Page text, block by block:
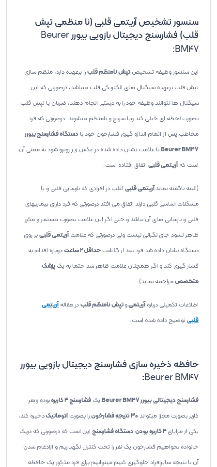
سنسور تشخیص آریتمی قلبی (نا منظمی تپش
قلب) فشارسنج دیجیتال بازویی بیوررBeurer
BM47
:
این سنسور وظیفه تشخیص تپش نامنظم قلبرا برعهده دارد، منظم سازی
تپش قلب برعهده سیگنال های الکتریکی قلب میباشد، درصورتی که این
سیگنال ها نتوانند وظیفه خود را به درستی انجام دهند، ضربان یا تپش قلب
بصورت لحظه ای خیلی کند ویا سریع و نامنظم میشوند. درصورتی که فرد
مخاطب پس از اتمام اندازه گیری فشارخون خود با دستگاه فشارسنج بیورر
Beurer BM47با علامت نشان داده شده در عکس زیر روبرو شود به معنی آن
است کهآریتمی قلبی اتفاق افتاده است.
(البته ناگفته نماندآریتمی قلبی اغلب در افرادی که نارسایی قلبی و یا
مشکلات اساسی قلبی دارند اتفاق می افتد درصورتی که فرد دارای بیماریهای
قلبی و نارسایی های آن نباشد و حتی اگر این علامت بصورت مستمر و مکرر
ظاهر نشود جای نگرانی نیست ولی درصورتی که علامتآریتمی قلبیبر روی
دستگاه نشان داده شد فرد بعد از گذشت حداقل 2 ساعت
دوباره اقدام به
فشار گیری کند و اگر همچنان علامت ظاهر شد حتما به یک پزشک
متخصصمراجعه نماید)
اطلاعات تکمیلی دربارهآریتمیوتپش نامنظم قلبدر مقالهآریتمی
قلبی توضیح داده شده است.
حافظه ذخیره سازی فشارسنج دیجیتال بازویی بیورر
Beurer BM47
:
فشارسنج دیجیتالیبیورر Beurer BM47 یک فشارسنج 4 کاربره
بوده وهر
کاربر بصورت مجزا میتواند30 نتیجه فشارخون را بصورت اتوماتیکذخیره کند،
یکی از مزایای
دستگاه فشارسنج این است که درصورتی که دریک
خانواده بخواهیم فشارخون یک نفر را تحت کنترل نگهداریم و ازادغام شدن
آن با نتیجه سایرافراد جلوگیری کنیم میتوانیم برای فرد مذکور یک حافظه